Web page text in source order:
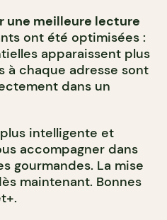
une meilleure lecture
ont été optimisées :
apparaissent plus
à chaque adresse sont
dans un
intelligente et
accompagner dans
gourmandes. La mise
maintenant. Bonnes